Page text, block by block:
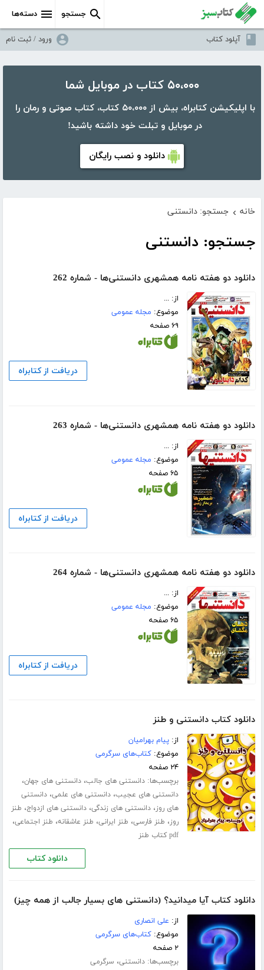
دسته‌ها جستجو
آپلود کتاب ورود / ثبت نام
۵۰،۰۰۰ کتاب در موبایل شما
با اپلیکیشن کتابراه، بیش از ۵۰،۰۰۰ کتاب، کتاب صوتی و رمان را
در موبایل و تبلت خود داشته باشید!
دانلود و نصب رایگان
خانه › جستجو: دانستنی
جستجو: دانستنی
دانلود دو هفته نامه همشهری دانستنی‌ها - شماره 262
از: ...
موضوع: مجله عمومی
۶۹ صفحه
دریافت از کتابراه
دانلود دو هفته نامه همشهری دانستنی‌ها - شماره 263
از: ...
موضوع: مجله عمومی
۶۵ صفحه
دریافت از کتابراه
دانلود دو هفته نامه همشهری دانستنی‌ها - شماره 264
از: ...
موضوع: مجله عمومی
۶۵ صفحه
دریافت از کتابراه
دانلود کتاب دانستنی و طنز
از:پیام بهرامیان
موضوع:کتاب‌های سرگرمی
۲۴ صفحه
برچسب‌ها:دانستنی های جالب،دانستنی های جهان،
دانستنی های عجیب،دانستنی های علمی،دانستنی
های روز،دانستنی های زندگی،دانستنی های ازدواج، طنز
روز، طنز فارسی، طنز ایرانی، طنز عاشقانه، طنز اجتماعی،
pdf کتاب طنز
دانلود کتاب
دانلود کتاب آیا میدانید؟ (دانستنی های بسیار جالب از همه چیز)
از: علی انصاری
موضوع:کتاب‌های سرگرمی
۲ صفحه
برچسب‌ها:دانستنی، سرگرمی